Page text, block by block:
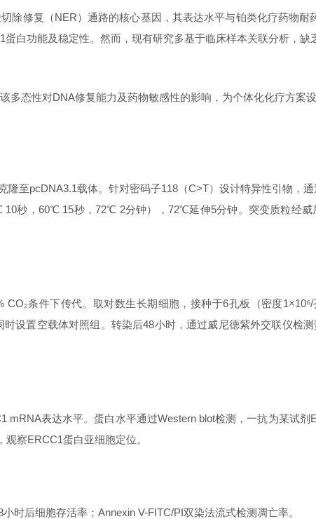
除修复（NER）通路的核心基因，其表达水平与铂类化疗药物
白功能及稳定性。然而，现有研究多基于临床样本关联分析，缺
态性对DNA修复能力及药物敏感性的影响，为个体化化疗方案设
至pcDNA3.1载体。针对密码子118（C>T）设计特异性引物，
秒，60℃ 15秒，72℃ 2分钟），72℃延伸5分钟。突变质粒经威
条件下传代。取对数生长期细胞，接种于6孔板（密度
设置空载体对照组。转染后48小时，通过威尼德紫外交联仪检
mRNA表达水平。蛋白水平通过Western blot检测，一抗为某试剂
察ERCC1蛋白亚细胞定位。
时后细胞存活率；Annexin V-FITC/PI双染法流式检测凋亡率。